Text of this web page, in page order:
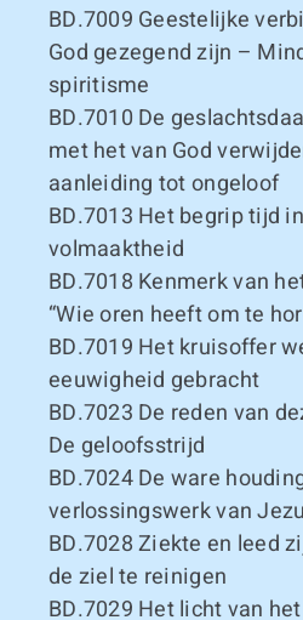
BD.7009 Geestelijke
God gezegend zijn –
spiritisme
BD.7010 De
met het van God
aanleiding tot ongeloof
BD.7013 Het begrip tijd
volmaaktheid
BD.7018 Kenmerk van
“Wie oren heeft om te
BD.7019 Het kruisoffer
eeuwigheid gebracht
BD.7023 De reden van
De geloofsstrijd
BD.7024De ware
verlossingswerk van
BD.7028Ziekte en leed
de ziel te reinigen
BD.7029 Het licht van